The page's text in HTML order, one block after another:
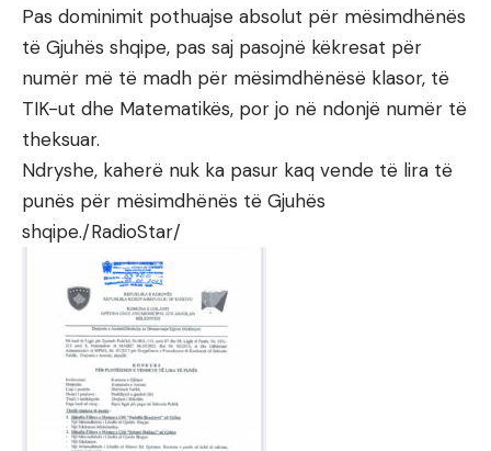
Pas dominimit pothuajse absolut për mësimdhënës
të Gjuhës shqipe, pas saj pasojnë këkresat për
numër më të madh për mësimdhënësë klasor, të
TIK-ut dhe Matematikës, por jo në ndonjë numër të
theksuar.
Ndryshe, kaherë nuk ka pasur kaq vende të lira të
punës për mësimdhënës të Gjuhës
shqipe./RadioStar/